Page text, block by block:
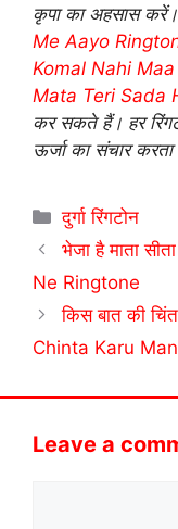
कृपा का अहसास
Me Aayo
Komal Nahi
Mata Teri Sada
कर सकते हैं। हर
ऊर्जा का संचार
Categories
दुर्गा रिंगटोन
भेजा है माता
Ne Ringtone
किस बात की
Chinta Karu
Leave a